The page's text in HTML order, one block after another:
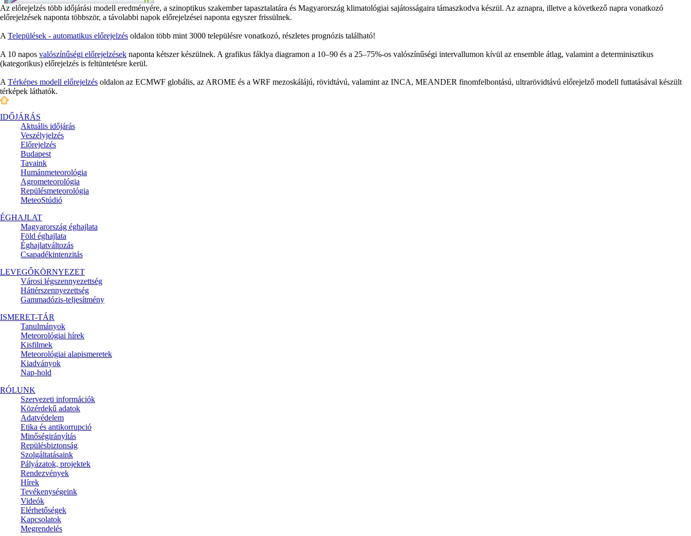
Az előrejelzés több időjárási modell eredményére, a szinoptikus szakember tapasztalatára és Magyarország klimatológiai sajátosságaira támaszkodva készül. Az aznapra, illetve a következő napra vonatkozó
előrejelzések naponta többször, a távolabbi napok előrejelzései naponta egyszer frissülnek.
A Települések - automatikus előrejelzés oldalon több mint 3000 településre vonatkozó, részletes prognózis található!
A 10 napos valószínűségi előrejelzések naponta kétszer készülnek. A grafikus fáklya diagramon a 10–90 és a 25–75%-os valószínűségi intervallumon kívül az ensemble átlag, valamint a determinisztikus
(kategorikus) előrejelzés is feltüntetésre kerül.
A Térképes modell előrejelzés oldalon az ECMWF globális, az AROME és a WRF mezoskálájú, rövidtávú, valamint az INCA, MEANDER finomfelbontású, ultrarövidtávú előrejelző modell futtatásával készült
térképek láthatók.
IDŐJÁRÁS
Aktuális időjárás
Veszélyjelzés
Előrejelzés
Budapest
Tavaink
Humánmeteorológia
Agrometeorológia
Repülésmeteorológia
MeteoStúdió
ÉGHAJLAT
Magyarország éghajlata
Föld éghajlata
Éghajlatváltozás
Csapadékintenzitás
LEVEGŐKÖRNYEZET
Városi légszennyezettség
Háttérszennyezettség
Gammadózis-teljesítmény
ISMERET-TÁR
Tanulmányok
Meteorológiai hírek
Kisfilmek
Meteorológiai alapismeretek
Kiadványok
Nap-hold
RÓLUNK
Szervezeti információk
Közérdekű adatok
Adatvédelem
Etika és antikorrupció
Minőségirányítás
Repülésbiztonság
Szolgáltatásaink
Pályázatok, projektek
Rendezvények
Hírek
Tevékenységeink
Videók
Elérhetőségek
Kapcsolatok
Megrendelés